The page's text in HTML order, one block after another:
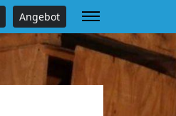
Angebot